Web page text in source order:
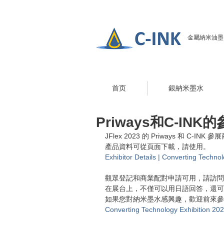
金屬納米油
首页 銀納米墨水
Priways和C-INK的
JFlex 2023 的 Priways 和 C-INK 參展
產品資料可從頁面下載，請使用。
Exhibitor Details | Converting
觀眾登記和商業配對申請可用，請訪問
在展台上，不僅可以用日語回答，還
如果您對納米墨水感興趣，歡迎前來參
Converting Technology Exhibition